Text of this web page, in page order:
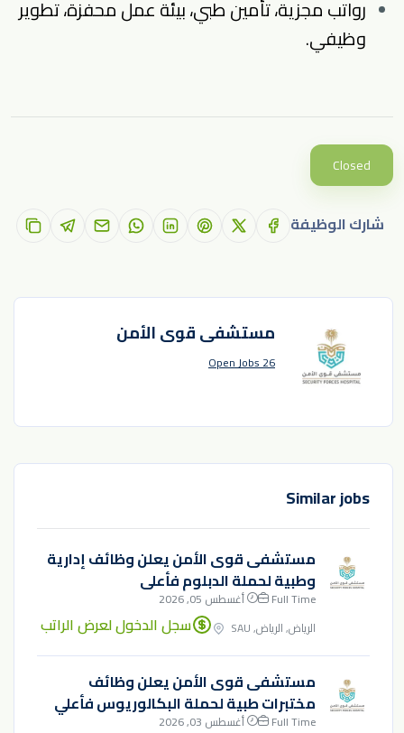
رواتب مجزية، تأمين طبي، بيئة عمل محفزة، تطوير
وظيفي.
Closed
شارك الوظيفة
مستشفى قوى الأمن
26 Open Jobs
Similar jobs
مستشفى قوى الأمن يعلن وظائف إدارية
وطبية لحملة الدبلوم فأعلى
Full Time
أغسطس 05, 2026
الرياض, الرياض, SAU
سجل الدخول لعرض الراتب
مستشفى قوى الأمن يعلن وظائف
مختبرات طبية لحملة البكالوريوس فأعلي
Full Time
أغسطس 03, 2026